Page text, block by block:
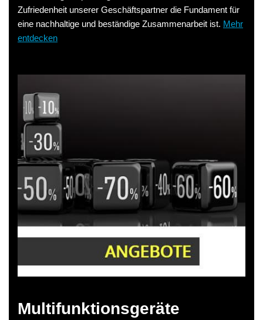
Zufriedenheit unserer Geschäftspartner die Fundament für
eine nachhaltige und beständige Zusammenarbeit ist. Mehr
entdecken
Multifunktionsgeräte